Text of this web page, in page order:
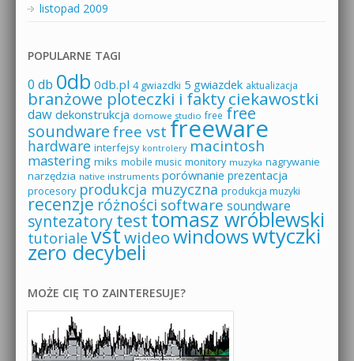
listopad 2009
POPULARNE TAGI
0 db 0db 0db.pl 4 gwiazdki 5 gwiazdek aktualizacja
branżowe ploteczki i faktyciekawostki
daw dekonstrukcja domowe studio free free
soundware free vst freeware
hardware interfejsy kontrolery macintosh
mastering miks mobile music monitory muzyka nagrywanie
narzędzia native instruments porównanie prezentacja
procesory produkcja muzyczna produkcja muzyki
recenzje różności software soundware
syntezatorytesttomasz wróblewski
tutoriale vstwideowindowswtyczki
zero decybeli
MOŻE CIĘ TO ZAINTERESUJE?